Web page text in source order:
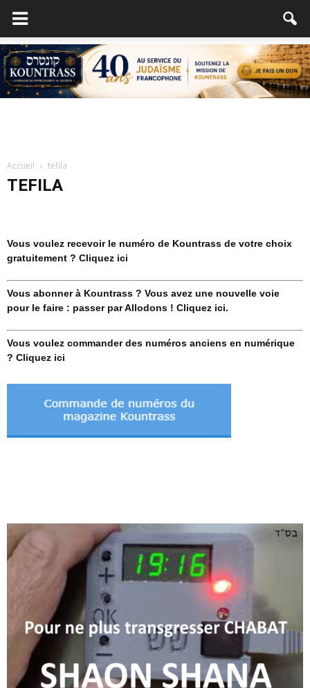
Accueil tefila
TEFILA
ou la force de la prière
- 19 août 2016
Vous voulez recevoir le numéro de Kountrass de votre choix
gratuitement ? Cliquez ici
Vous abonner à Kountrass ? Vous avez une nouvelle voie
pour le faire : passer par Allodons ! Cliquez ici.
Vous voulez commander des numéros anciens en numérique
? Cliquez ici